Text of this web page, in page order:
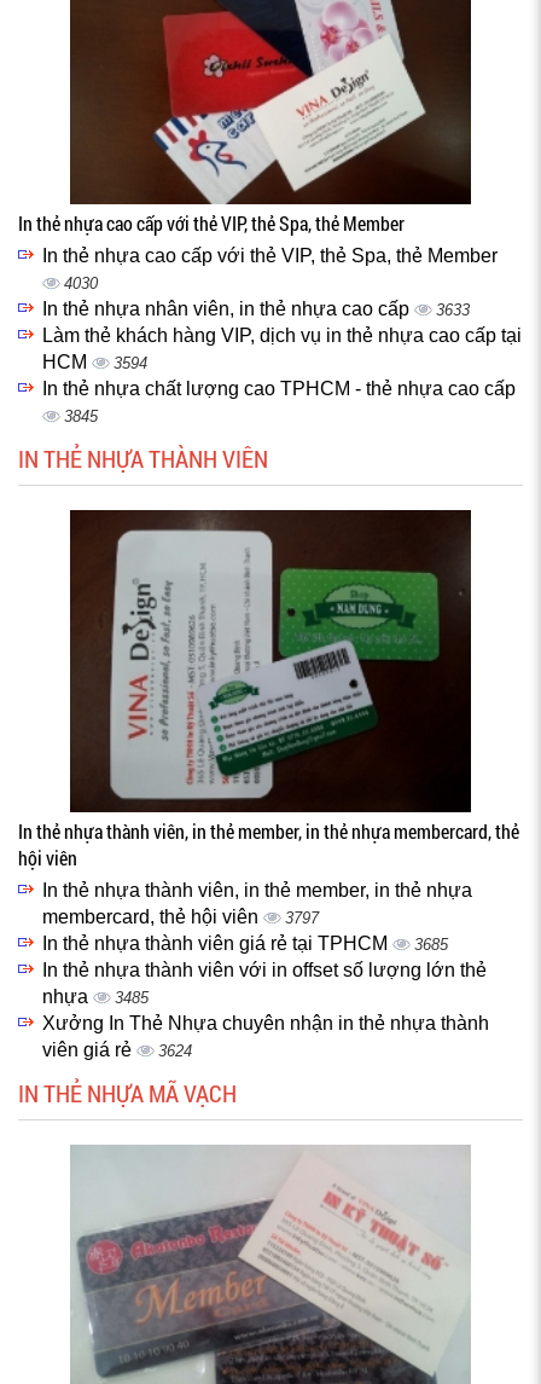
In thẻ nhựa cao cấp với thẻ VIP, thẻ Spa, thẻ Member
In thẻ nhựa cao cấp với thẻ VIP, thẻ Spa, thẻ Member
4030
In thẻ nhựa nhân viên, in thẻ nhựa cao cấp 3633
Làm thẻ khách hàng VIP, dịch vụ in thẻ nhựa cao cấp tại
HCM
3594
In thẻ nhựa chất lượng cao TPHCM - thẻ nhựa cao cấp
3845
IN THẺ NHỰA THÀNH VIÊN
In thẻ nhựa thành viên, in thẻ member, in thẻ nhựa membercard, thẻ
hội viên
In thẻ nhựa thành viên, in thẻ member, in thẻ nhựa
membercard, thẻ hội viên
3797
In thẻ nhựa thành viên giá rẻ tại TPHCM 3685
In thẻ nhựa thành viên với in offset số lượng lớn thẻ
nhựa
3485
Xưởng In Thẻ Nhựa chuyên nhận in thẻ nhựa thành
viên giá rẻ
3624
IN THẺ NHỰA MÃ VẠCH